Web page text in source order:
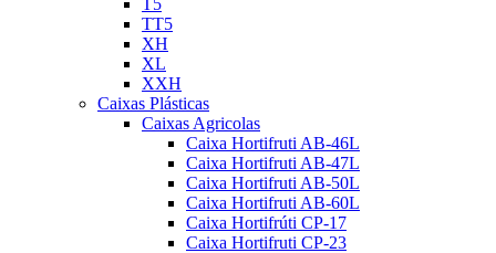
T5
TT5
XH
XL
XXH
Caixas Plásticas
Caixas Agricolas
Caixa Hortifruti AB-46L
Caixa Hortifruti AB-47L
Caixa Hortifruti AB-50L
Caixa Hortifruti AB-60L
Caixa Hortifrúti CP-17
Caixa Hortifruti CP-23